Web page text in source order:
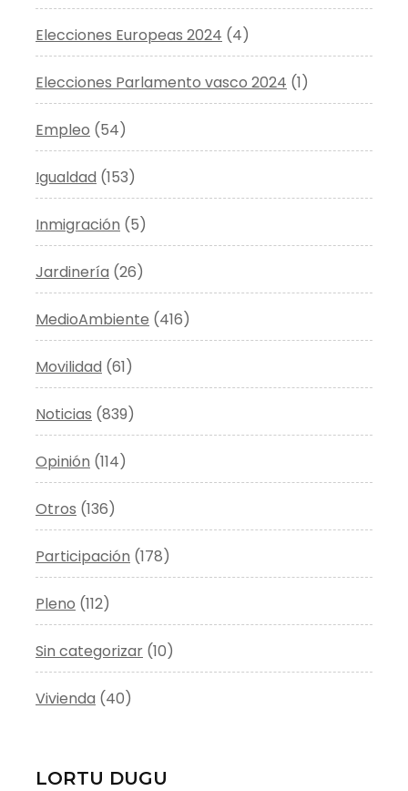
Elecciones Europeas 2024 (4)
Elecciones Parlamento vasco 2024 (1)
Empleo (54)
Igualdad (153)
Inmigración (5)
Jardinería (26)
MedioAmbiente (416)
Movilidad (61)
Noticias (839)
Opinión (114)
Otros (136)
Participación (178)
Pleno (112)
Sin categorizar (10)
Vivienda (40)
LORTU DUGU